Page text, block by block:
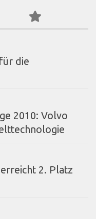
die
2010: Volvo
2. Platz